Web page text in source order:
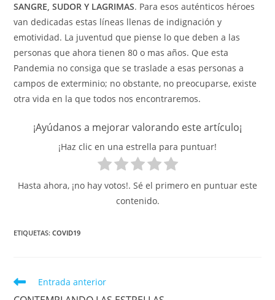
SANGRE, SUDOR Y LAGRIMAS. Para esos auténticos héroes
van dedicadas estas líneas llenas de indignación y
emotividad. La juventud que piense lo que deben a las
personas que ahora tienen 80 o mas años. Que esta
Pandemia no consiga que se traslade a esas personas a
campos de exterminio; no obstante, no preocuparse, existe
otra vida en la que todos nos encontraremos.
¡Ayúdanos a mejorar valorando este artículo¡
¡Haz clic en una estrella para puntuar!
Hasta ahora, ¡no hay votos!. Sé el primero en puntuar este
contenido.
ETIQUETAS:COVID19
Leer
Entrada anterior